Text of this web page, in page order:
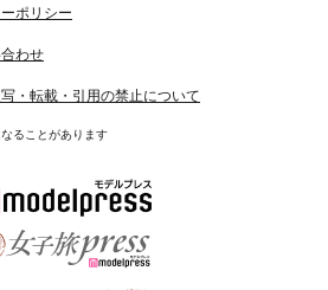
ポリシー
わせ
・転載・引用の禁止について
ることがあります